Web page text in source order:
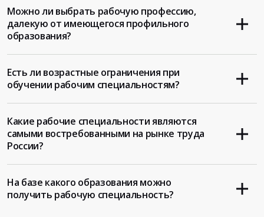
Можно ли выбрать рабочую профессию,
далекую от имеющегося профильного
образования?
Есть ли возрастные ограничения при
обучении рабочим специальностям?
Какие рабочие специальности являются
самыми востребованными на рынке труда
России?
На базе какого образования можно
получить рабочую специальность?